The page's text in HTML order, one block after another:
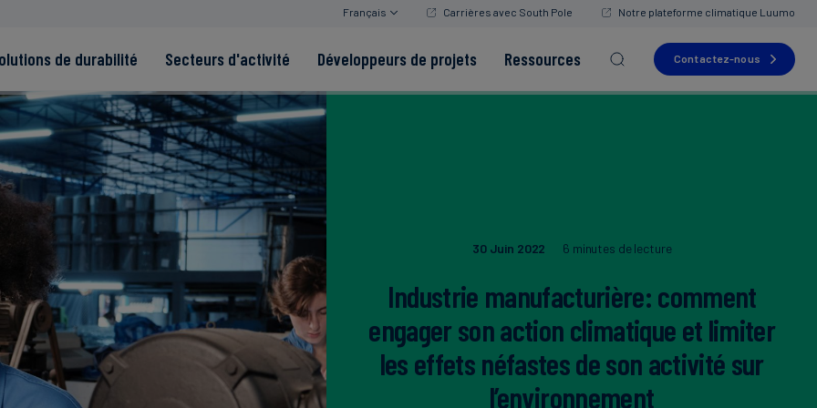
Français Carrières avec South Pole Notre plateforme climatique Luumo
de durabilité Secteurs d'activité Développeurs de projets Ressources Contactez-nous
Read more
Read more
Read more
Read more
Read more
Read more
30 Juin 2022 6 minutes de lecture
Industrie manufacturière: comment
engager son action climatique et limiter
les effets néfastes de son activité sur
l’environnement